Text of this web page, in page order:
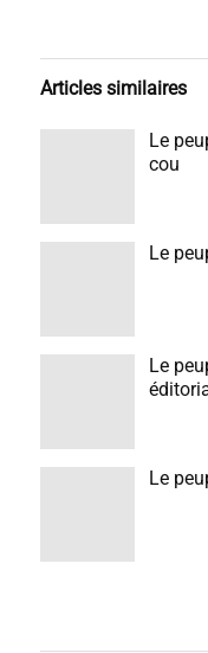
Articles similaires
Le
cou
Le
Le
Le